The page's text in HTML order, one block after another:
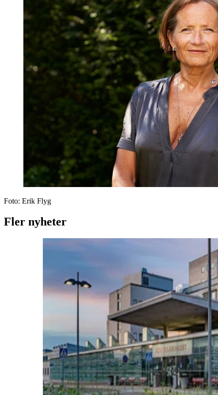
Foto: Erik Flyg
Fler nyheter